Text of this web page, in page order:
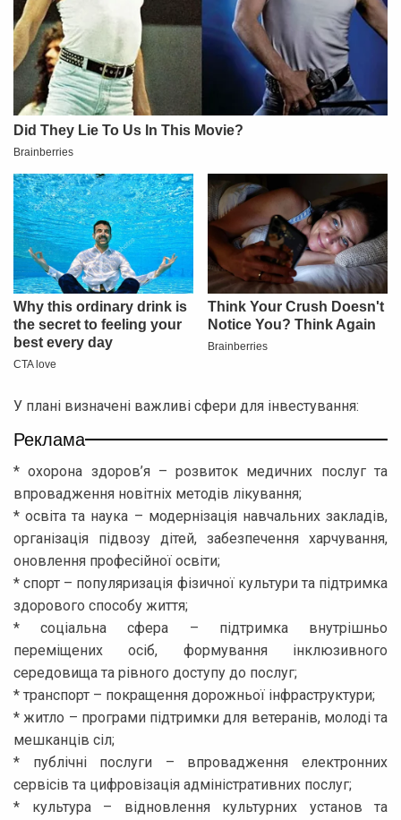
У плані визначені важливі сфери для інвестування:
Реклама
* охорона здоров’я – розвиток медичних послуг та
впровадження новітніх методів лікування;
* освіта та наука – модернізація навчальних закладів,
організація підвозу дітей, забезпечення харчування,
оновлення професійної освіти;
* спорт – популяризація фізичної культури та підтримка
здорового способу життя;
* соціальна сфера – підтримка внутрішньо
переміщених осіб, формування інклюзивного
середовища та рівного доступу до послуг;
* транспорт – покращення дорожньої інфраструктури;
* житло – програми підтримки для ветеранів, молоді та
мешканців сіл;
* публічні послуги – впровадження електронних
сервісів та цифровізація адміністративних послуг;
* культура – відновлення культурних установ та